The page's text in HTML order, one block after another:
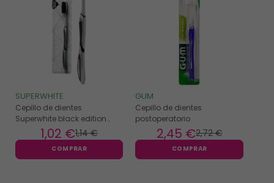
SUPERWHITE
Cepillo de dientes
Superwhite black edition
mediano
1,14 €
1,02 €
COMPRAR
GUM
Cepillo de dientes
postoperatorio
2,72 €
2,45 €
COMPRAR